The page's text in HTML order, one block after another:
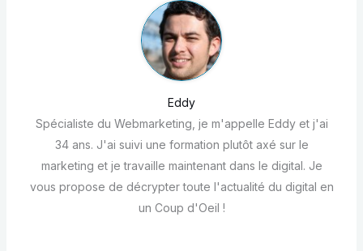
Eddy
Spécialiste du Webmarketing, je m'appelle Eddy et j'ai
34 ans. J'ai suivi une formation plutôt axé sur le
marketing et je travaille maintenant dans le digital. Je
vous propose de décrypter toute l'actualité du digital en
un Coup d'Oeil !